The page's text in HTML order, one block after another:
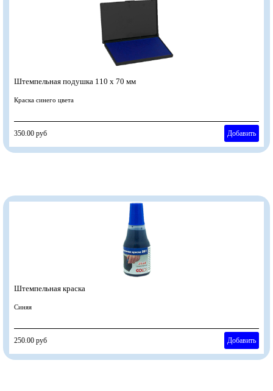
Штемпельная подушка 110 х 70 мм
Краска синего цвета
350.00 руб Добавить
Штемпельная краска
Синяя
250.00 руб Добавить